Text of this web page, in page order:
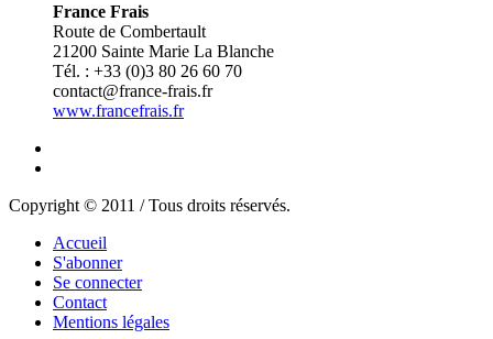
France Frais
Route de Combertault
21200 Sainte Marie La Blanche
Tél. : +33 (0)3 80 26 60 70
contact@france-frais.fr
www.francefrais.fr
Copyright © 2011 / Tous droits réservés.
Accueil
S'abonner
Se connecter
Contact
Mentions légales